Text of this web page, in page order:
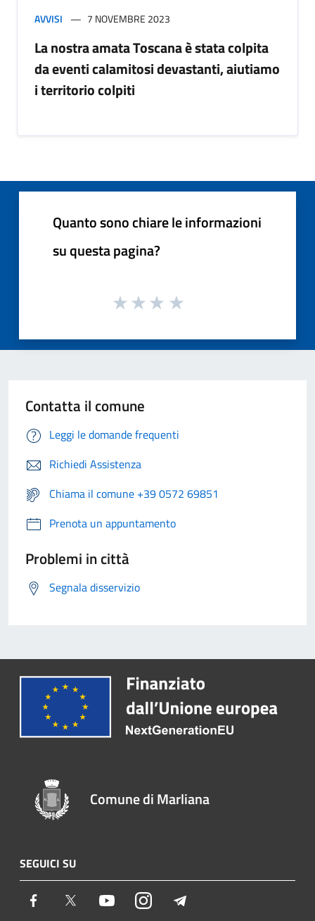
AVVISI 7 NOVEMBRE 2023
La nostra amata Toscana è stata colpita
da eventi calamitosi devastanti, aiutiamo
i territorio colpiti
Quanto sono chiare le informazioni
su questa pagina?
Contatta il comune
Leggi le domande frequenti
Richiedi Assistenza
Chiama il comune +39 0572 69851
Prenota un appuntamento
Problemi in città
Segnala disservizio
Comune di Marliana
SEGUICI SU
Facebook Twitter YoutubeInstagram